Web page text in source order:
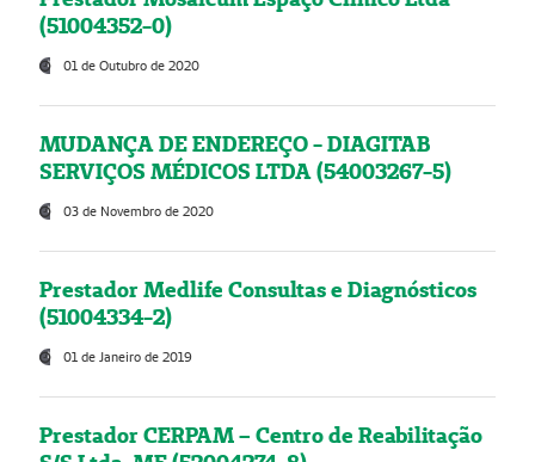
(51004352-0)
01 de Outubro de 2020
MUDANÇA DE ENDEREÇO - DIAGITAB
SERVIÇOS MÉDICOS LTDA (54003267-5)
03 de Novembro de 2020
Prestador Medlife Consultas e Diagnósticos
(51004334-2)
01 de Janeiro de 2019
Prestador CERPAM – Centro de Reabilitação